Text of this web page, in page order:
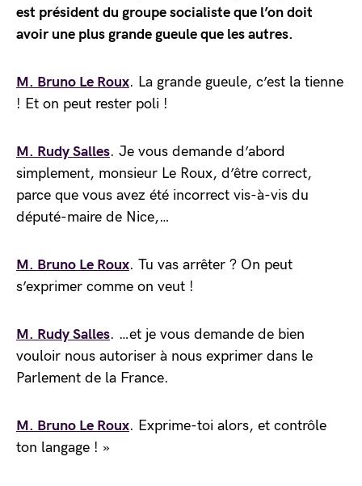
est président du groupe socialiste que l’on doit
avoir une plus grande gueule que les autres.
M. Bruno Le Roux. La grande gueule, c’est la tienne
! Et on peut rester poli !
M. Rudy Salles. Je vous demande d’abord
simplement, monsieur Le Roux, d’être correct,
parce que vous avez été incorrect vis-à-vis du
député-maire de Nice,…
M. Bruno Le Roux. Tu vas arrêter ? On peut
s’exprimer comme on veut !
M. Rudy Salles. …et je vous demande de bien
vouloir nous autoriser à nous exprimer dans le
Parlement de la France.
M. Bruno Le Roux. Exprime-toi alors, et contrôle
ton langage ! »